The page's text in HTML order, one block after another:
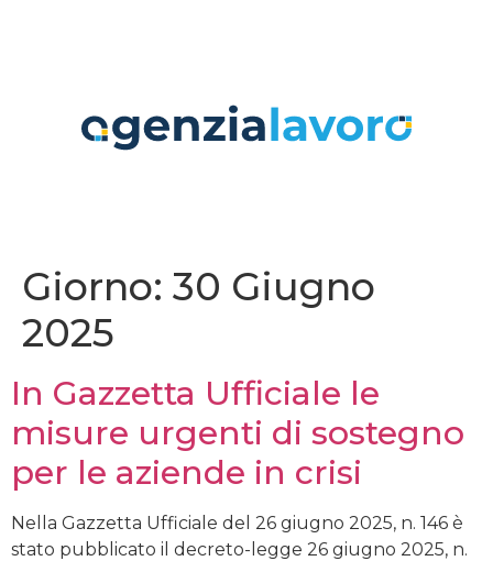
Giorno: 30 Giugno
2025
In Gazzetta Ufficiale le
misure urgenti di sostegno
per le aziende in crisi
Nella Gazzetta Ufficiale del 26 giugno 2025, n. 146 è
stato pubblicato il decreto-legge 26 giugno 2025, n.